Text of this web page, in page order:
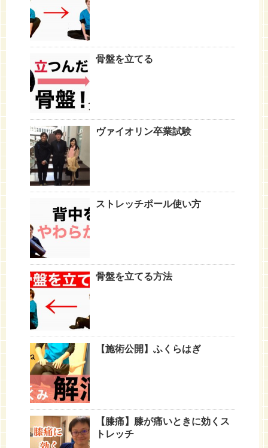
骨盤を立てる
ヴァイオリン卒業試験
ストレッチポール使い方
骨盤を立てる方法
【施術公開】ふくらはぎ
【膝痛】膝が痛いときに効くス
トレッチ